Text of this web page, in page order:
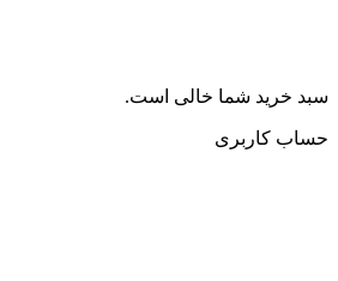
سبد خرید شما خالی است.
حساب کاربری